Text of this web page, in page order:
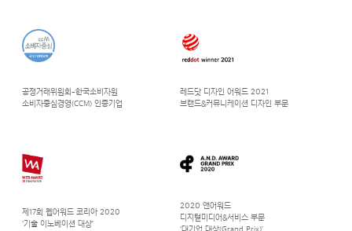
공정거래위원회-한국소비자원
소비자중심경영(CCM) 인증기업
레드닷 디자인 어워드 2021
브랜드&커뮤니케이션 디자인 부문
제17회 웹어워드 코리아 2020
‘기술 이노베이션 대상’
2020 앤어워드
디지털미디어&서비스 부문